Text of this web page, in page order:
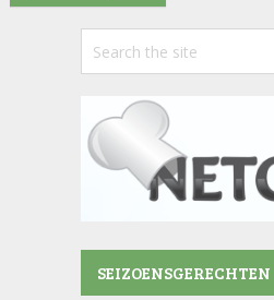
SEIZOENSGERECHTEN